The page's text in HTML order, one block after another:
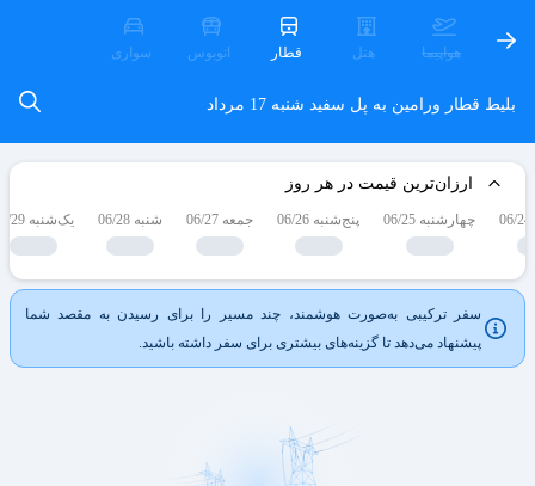
هواپیما هتل قطار اتوبوس سواری
بلیط قطار ورامین به پل سفید شنبه 17 مرداد
ارزان‌ترین قیمت در هر روز
چهارشنبه 06/25 پنج‌شنبه 06/26 جمعه 06/27 شنبه 06/28 یک‌شنبه 06/29
سفر ترکیبی به‌صورت هوشمند، چند مسیر را برای رسیدن به مقصد شما
پیشنهاد می‌دهد تا گزینه‌های بیشتری برای سفر داشته باشید.